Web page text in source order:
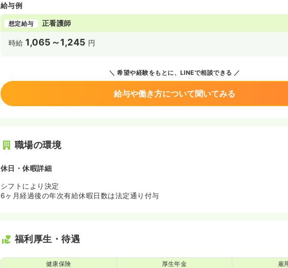
給与例
想定給与 正看護師
時給 1,065～1,245 円
希望や経験をもとに、LINEで相談できる
給与や働き方について聞いてみる
職場の環境
休日・休暇詳細
シフトにより決定
6ヶ月経過後の年次有給休暇日数は法定通り付与
福利厚生・待遇
健康保険 厚生年金 雇